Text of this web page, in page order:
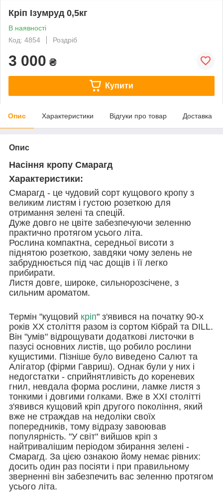
Кріп Ізумруд 0,5кг
В наявності
Код: 4854
Роздріб
3 000 ₴
Купити
Опис Характеристики Відгуки про товар Доставка
Опис
Насіння кропу Смарагд
Характеристики:
Смарагд - це чудовий сорт кущового кропу з
великим листям і густою розеткою для
отримання зелені та спецій.
Дуже довго не цвіте забезпечуючи зеленню
практично протягом усього літа.
Рослина компактна, середньої висоти з
піднятою розеткою, завдяки чому зелень не
забруднюється під час дощів і її легко
прибирати.
Листя довге, широке, сильнорозсічене, з
сильним ароматом.
Термін "кущовий кріп" з'явився на початку 90-х
років ХХ століття разом із сортом Кібрай та DILL.
Він "умів" відрощувати додаткові листочки в
пазусі основних листів, що робило рослини
кущистими. Пізніше було виведено Салют та
Алігатор (фірми Гавриш). Однак були у них і
недогстатки - сприйнятливість до кореневих
гнил, невдала форма рослини, ламке листя з
тонкими і довгими голками. Вже в ХХІ столітті
з'явився кущовий кріп другого покоління, який
вже не страждав на недоліки своїх
попередників, тому відразу завоював
популярність. "У світ" вийшов кріп з
найтривалішим періодом збирання зелені -
Смарагд. За цією ознакою йому немає рівних:
досить один раз посіяти і при правильному
зверненні він забезпечить вас зеленню протягом
усього літа.